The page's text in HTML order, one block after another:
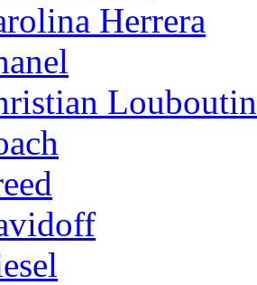
Herrera
Louboutin